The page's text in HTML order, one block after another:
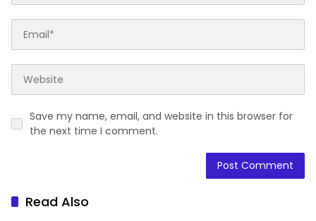
Save my name, email, and website in this browser for
the next time I comment.
Read Also